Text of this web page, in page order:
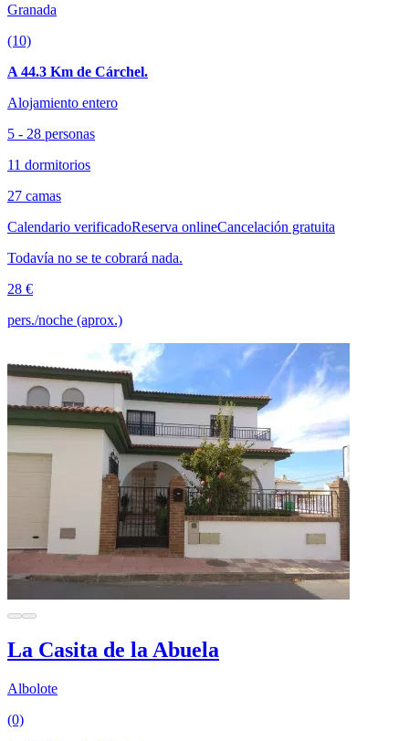
Granada
(10)
A 44.3 Km de Cárchel.
Alojamiento entero
5 - 28 personas
11 dormitorios
27 camas
Calendario verificadoReserva onlineCancelación gratuita
Todavía no se te cobrará nada.
28 €
pers./noche (aprox.)
La Casita de la Abuela
Albolote
(0)